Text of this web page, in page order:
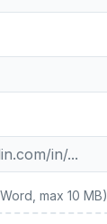
max 10 MB)